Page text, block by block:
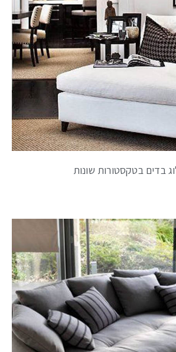
בדים בטקסטורות שונות